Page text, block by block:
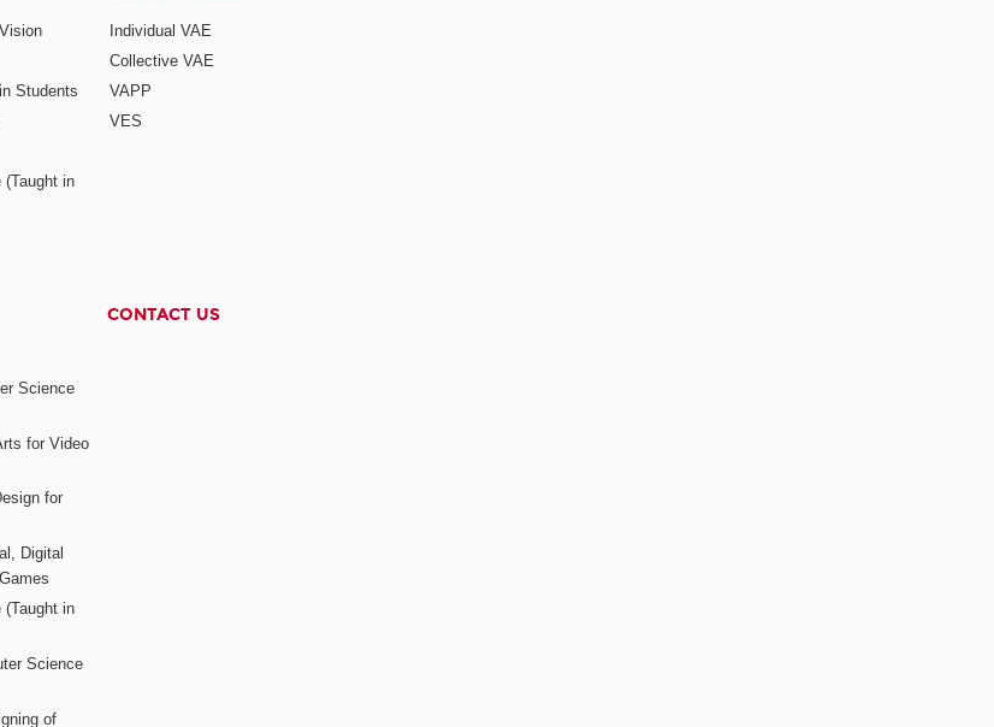
Students
(Taught in
Individual VAE
Collective VAE
VAPP
VES
Science
for Video
for
Digital
(Taught in
Science
of
CONTACT US